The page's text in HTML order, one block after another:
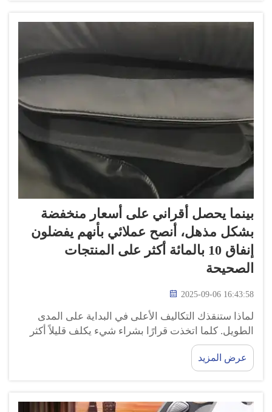
بينما يحصل أقراني على أسعار منخفضة
بشكل مذهل، أنصح عملائي بأنهم يفضلون
إنفاق 10 بالمائة أكثر على المنتجات
الصحيحة
2025-09-06 16:43:58
لماذا ستنقذك التكاليف الأعلى في البداية على المدى
الطويل. كلما اتخذت قرارًا بشراء شيء يكلف قليلاً أكثر
في البداية، فإنك تستثمر في شيء من المحتمل أن يدوم
لفترة أطول. سيوفر لك هذا الكرسي القابل للتعديل...
عرض المزيد